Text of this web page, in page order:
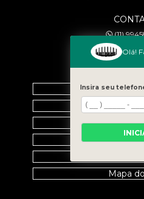
(11)
Mapa
Olá!
Insira seu